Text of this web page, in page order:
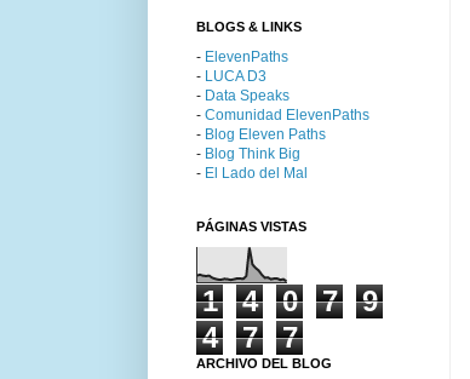
BLOGS & LINKS
- ElevenPaths
- LUCA D3
- Data Speaks
- Comunidad ElevenPaths
- Blog Eleven Paths
- Blog Think Big
- El Lado del Mal
PÁGINAS VISTAS
1 4 0 7
9
4
7 7
ARCHIVO DEL BLOG